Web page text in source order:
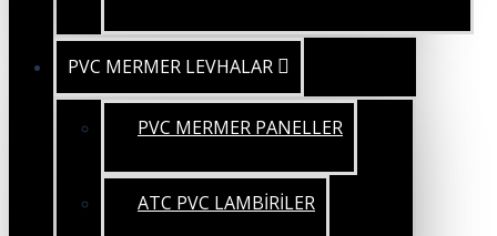
PVC MERMER LEVHALAR
PVC MERMER PANELLER
ATC PVC LAMBİRİLER